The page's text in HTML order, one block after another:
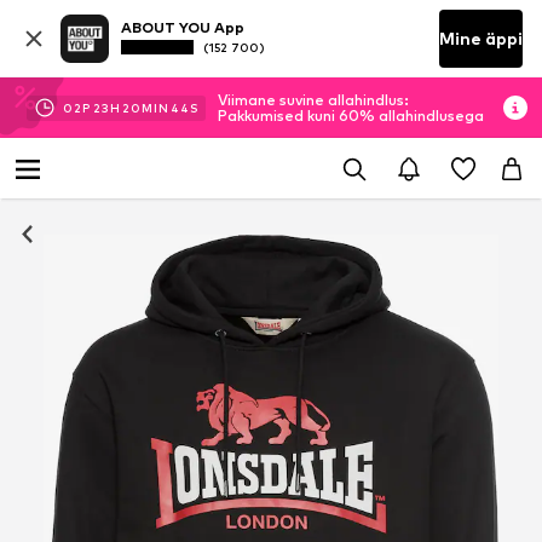
ABOUT YOU App
(152 700) Mine äppi
02P 23H 20MIN 43 S
Viimane suvine allahindlus:
Pakkumised kuni 60% allahindlusega